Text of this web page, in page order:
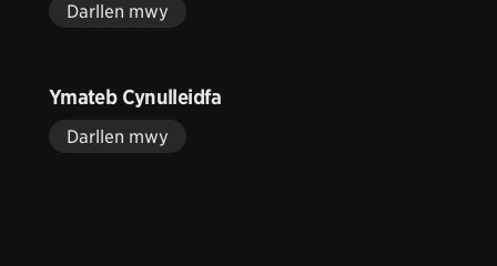
Darllen mwy
Ymateb Cynulleidfa
Darllen mwy